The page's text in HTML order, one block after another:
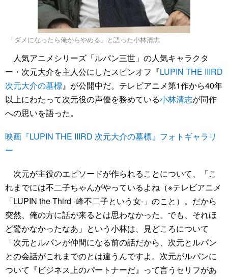
「ダメになったら俺からやめる」と語った小林清志
人気アニメシリーズ「ルパン三世」の人気キャラクタ
ー・次元大介を主人公にしたスピンオフ『LUPIN THE IIIRD
次元大介の墓標』が公開中だ。テレビアニメ第1作から40年
以上にわたって次元役の声優を務めている小林清志が同作
への思いを語った。
映画『LUPIN THE IIIRD 次元大介の墓標』フォトギャラリ
ー
次元が主役のエピソードが作られることについて、「こ
れまでには不二子ちゃんがやっているよね（※テレビアニメ
「LUPIN the Third -峰不二子という女-」のこと）。だから
突然、俺の方に話が来るとは思わなかった。でも、それほ
ど驚かなかったなあ」という小林は、見どころについて
「次元とルパンが仲間になる前の話だから、次元とルパン
との会話がこれまでのとは違うんですよ。次元がルパンに
ついて『ビジネス上のパートナーだ』って言うセリフがあ